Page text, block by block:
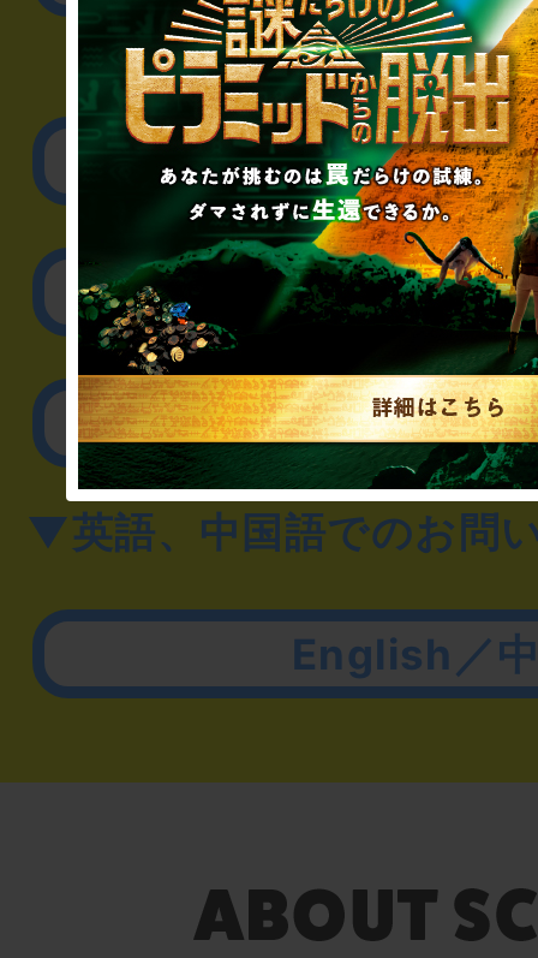
▼企業／法人の方
リアル脱出ゲーム制作
取材に関するお
その他のご相談／
▼英語、中国語でのお問
English／